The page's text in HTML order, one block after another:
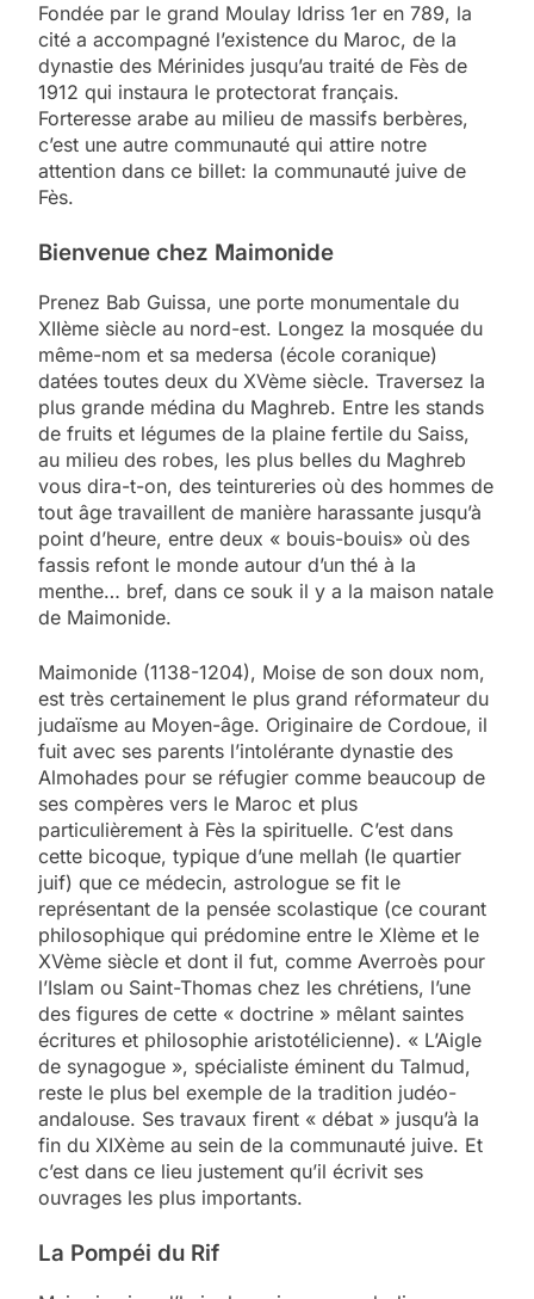
Fondée par le grand Moulay Idriss 1er en 789, la
cité a accompagné l’existence du Maroc, de la
dynastie des Mérinides jusqu’au traité de Fès de
1912 qui instaura le protectorat français.
Forteresse arabe au milieu de massifs berbères,
c’est une autre communauté qui attire notre
attention dans ce billet: la communauté juive de
Fès.
Bienvenue chez Maimonide
Prenez Bab Guissa, une porte monumentale du
XIIème siècle au nord-est. Longez la mosquée du
même-nom et sa medersa (école coranique)
datées toutes deux du XVème siècle. Traversez la
plus grande médina du Maghreb. Entre les stands
de fruits et légumes de la plaine fertile du Saiss,
au milieu des robes, les plus belles du Maghreb
vous dira-t-on, des teintureries où des hommes de
tout âge travaillent de manière harassante jusqu’à
point d’heure, entre deux « bouis-bouis» où des
fassis refont le monde autour d’un thé à la
menthe… bref, dans ce souk il y a la maison natale
de Maimonide.
Maimonide (1138-1204), Moise de son doux nom,
est très certainement le plus grand réformateur du
judaïsme au Moyen-âge. Originaire de Cordoue, il
fuit avec ses parents l’intolérante dynastie des
Almohades pour se réfugier comme beaucoup de
ses compères vers le Maroc et plus
particulièrement à Fès la spirituelle. C’est dans
cette bicoque, typique d’une mellah (le quartier
juif) que ce médecin, astrologue se fit le
représentant de la pensée scolastique (ce courant
philosophique qui prédomine entre le XIème et le
XVème siècle et dont il fut, comme Averroès pour
l’Islam ou Saint-Thomas chez les chrétiens, l’une
des figures de cette « doctrine » mêlant saintes
écritures et philosophie aristotélicienne). « L’Aigle
de synagogue », spécialiste éminent du Talmud,
reste le plus bel exemple de la tradition judéo-
andalouse. Ses travaux firent « débat » jusqu’à la
fin du XIXème au sein de la communauté juive. Et
c’est dans ce lieu justement qu’il écrivit ses
ouvrages les plus importants.
La Pompéi du Rif